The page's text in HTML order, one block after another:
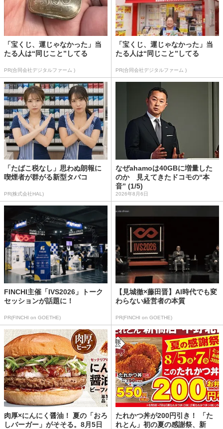
「宝くじ、運じゃなかった」当
たる人は“同じこと”してる
PR(合同会社デジタルファーム )
「宝くじ、運じゃなかった」当
たる人は“同じこと”してる
PR(合同会社デジタルファーム )
「たばこ税なし」思わぬ朗報に
喫煙者が群がる新型タバコ
PR(株式会社HAL)
なぜahamoは40GBに増量した
のか 見えてきたドコモの“本
音” (1/5)
2026年8月6日
FINCHI主催「IVS2026」トーク
セッションが話題に！
PR(FINCHI on GOETHE)
【見城徹×藤田晋】AI時代でも変
わらない経営者の本質
PR(FINCHI on GOETHE)
肉厚×にんにく醤油！ 夏の「おろ
しバーガー」がそそる。8月5日
たれかつ丼が200円引き！ 「た
れとん」初の夏の感謝祭、新